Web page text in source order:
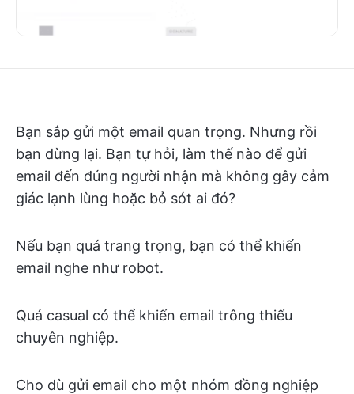
Bạn sắp gửi một email quan trọng. Nhưng rồi
bạn dừng lại. Bạn tự hỏi, làm thế nào để gửi
email đến đúng người nhận mà không gây cảm
giác lạnh lùng hoặc bỏ sót ai đó?
Nếu bạn quá trang trọng, bạn có thể khiến
email nghe như robot.
Quá casual có thể khiến email trông thiếu
chuyên nghiệp.
Cho dù gửi email cho một nhóm đồng nghiệp